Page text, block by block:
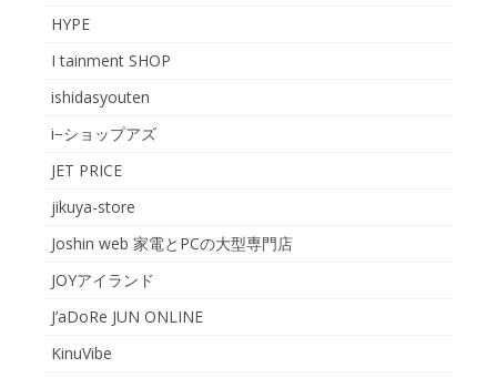
HYPE
I tainment SHOP
ishidasyouten
i−ショップアズ
JET PRICE
jikuya-store
Joshin web 家電とPCの大型専門店
JOYアイランド
J’aDoRe JUN ONLINE
KinuVibe